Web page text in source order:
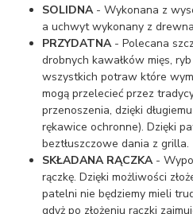
SOLIDNA- Wykonana z
a uchwyt wykonany z
PRZYDATNA- Polecana
drobnych kawałków mięs,
wszystkich potraw które
mogą przelecieć przez
przenoszenia, dzięki
rękawice ochronne). Dzięki
beztłuszczowe dania z grilla.
SKŁADANA RĄCZKA-
rączkę. Dzięki możliwości
patelni nie będziemy mieli
gdyż po złożeniu rączki